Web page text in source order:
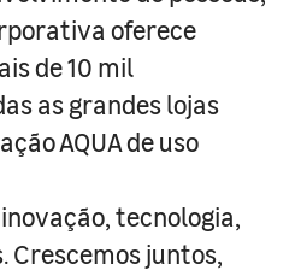
oferece
de 10 mil
as grandes lojas
AQUA de uso
tecnologia,
Crescemos juntos,